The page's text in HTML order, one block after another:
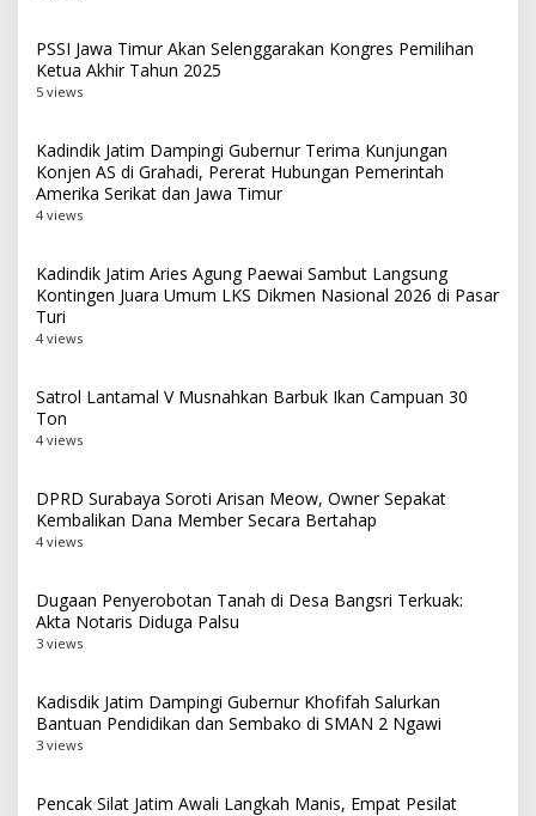
PSSI Jawa Timur Akan Selenggarakan Kongres Pemilihan
Ketua Akhir Tahun 2025
5 views
Kadindik Jatim Dampingi Gubernur Terima Kunjungan
Konjen AS di Grahadi, Pererat Hubungan Pemerintah
Amerika Serikat dan Jawa Timur
4 views
Kadindik Jatim Aries Agung Paewai Sambut Langsung
Kontingen Juara Umum LKS Dikmen Nasional 2026 di Pasar
Turi
4 views
Satrol Lantamal V Musnahkan Barbuk Ikan Campuan 30
Ton
4 views
DPRD Surabaya Soroti Arisan Meow, Owner Sepakat
Kembalikan Dana Member Secara Bertahap
4 views
Dugaan Penyerobotan Tanah di Desa Bangsri Terkuak:
Akta Notaris Diduga Palsu
3 views
Kadisdik Jatim Dampingi Gubernur Khofifah Salurkan
Bantuan Pendidikan dan Sembako di SMAN 2 Ngawi
3 views
Pencak Silat Jatim Awali Langkah Manis, Empat Pesilat